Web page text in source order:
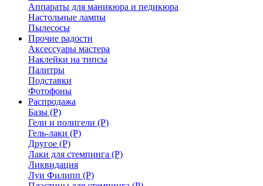
Аппараты для маникюра и педикюра
Настольные лампы
Пылесосы
Прочие радости
Аксессуары мастера
Наклейки на типсы
Палитры
Подставки
Фотофоны
Распродажа
Базы (Р)
Гели и полигели (Р)
Гель-лаки (Р)
Другое (Р)
Лаки для стемпинга (Р)
Ликвидация
Луи Филипп (Р)